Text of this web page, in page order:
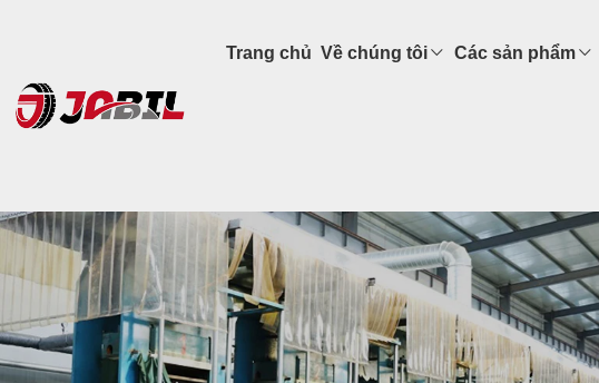
Trang chủ Về chúng tôi Các sản phẩm